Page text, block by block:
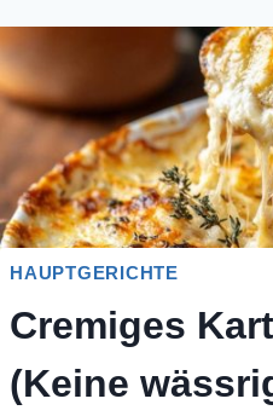
HAUPTGERICHTE
Cremiges
(Keine